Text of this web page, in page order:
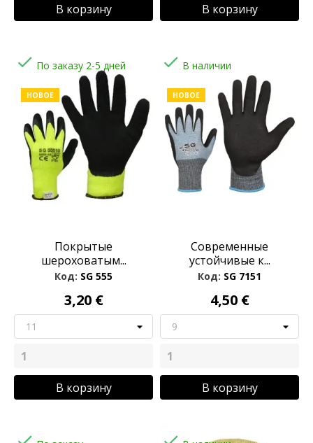
В корзину В корзину
 По заказу 2-5 дней
НОВОЕ
Покрытые
шероховатым...
Код: SG 555
3,20 €
В корзину
 В наличии
НОВОЕ
Современные
устойчивые к...
Код: SG 7151
4,50 €
В корзину